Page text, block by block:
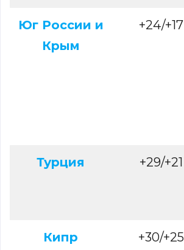
Юг России и
Крым
+24/+17
Турция +29/+21
Кипр +30/+25